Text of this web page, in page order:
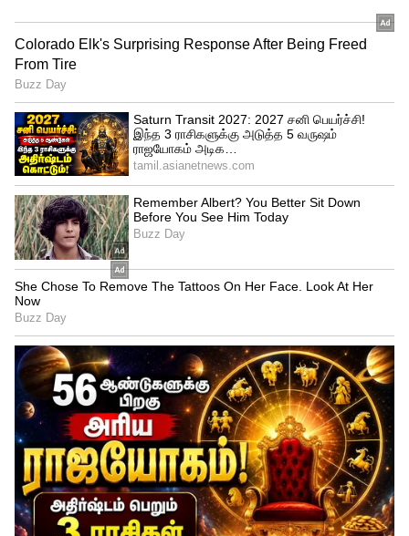
Hanuman cross 100 crore collection
அயலான் மற்றும் கேப்டன் மில்லர் ஆகிய
இரு படங்களும் வருகிற ஜனவரி 26-ந் தேதி
தான் தெலுங்கில் ரிலீஸ் ஆக உள்ளன.
தமிழ்நாட்டில் இந்த இரு படங்கள் வசூல்
வேட்டை நடத்துவதை போல் தெலுங்கில்
மகேஷ் பாபுவின் குண்டூர் காரம்
திரைப்படம் தான் வசூலை வாரிக்குவிக்கும்
என எதிர்பார்க்கப்பட்டது. ஆனால்
அப்படத்தையெல்லாம் அசால்டாக அடிச்சு
தூக்கி சைலண்ட் வின்னராக
உருவெடுத்துள்ளது பிரசாந்த் வர்மாவின்
ஹனுமன் திரைப்படம்.